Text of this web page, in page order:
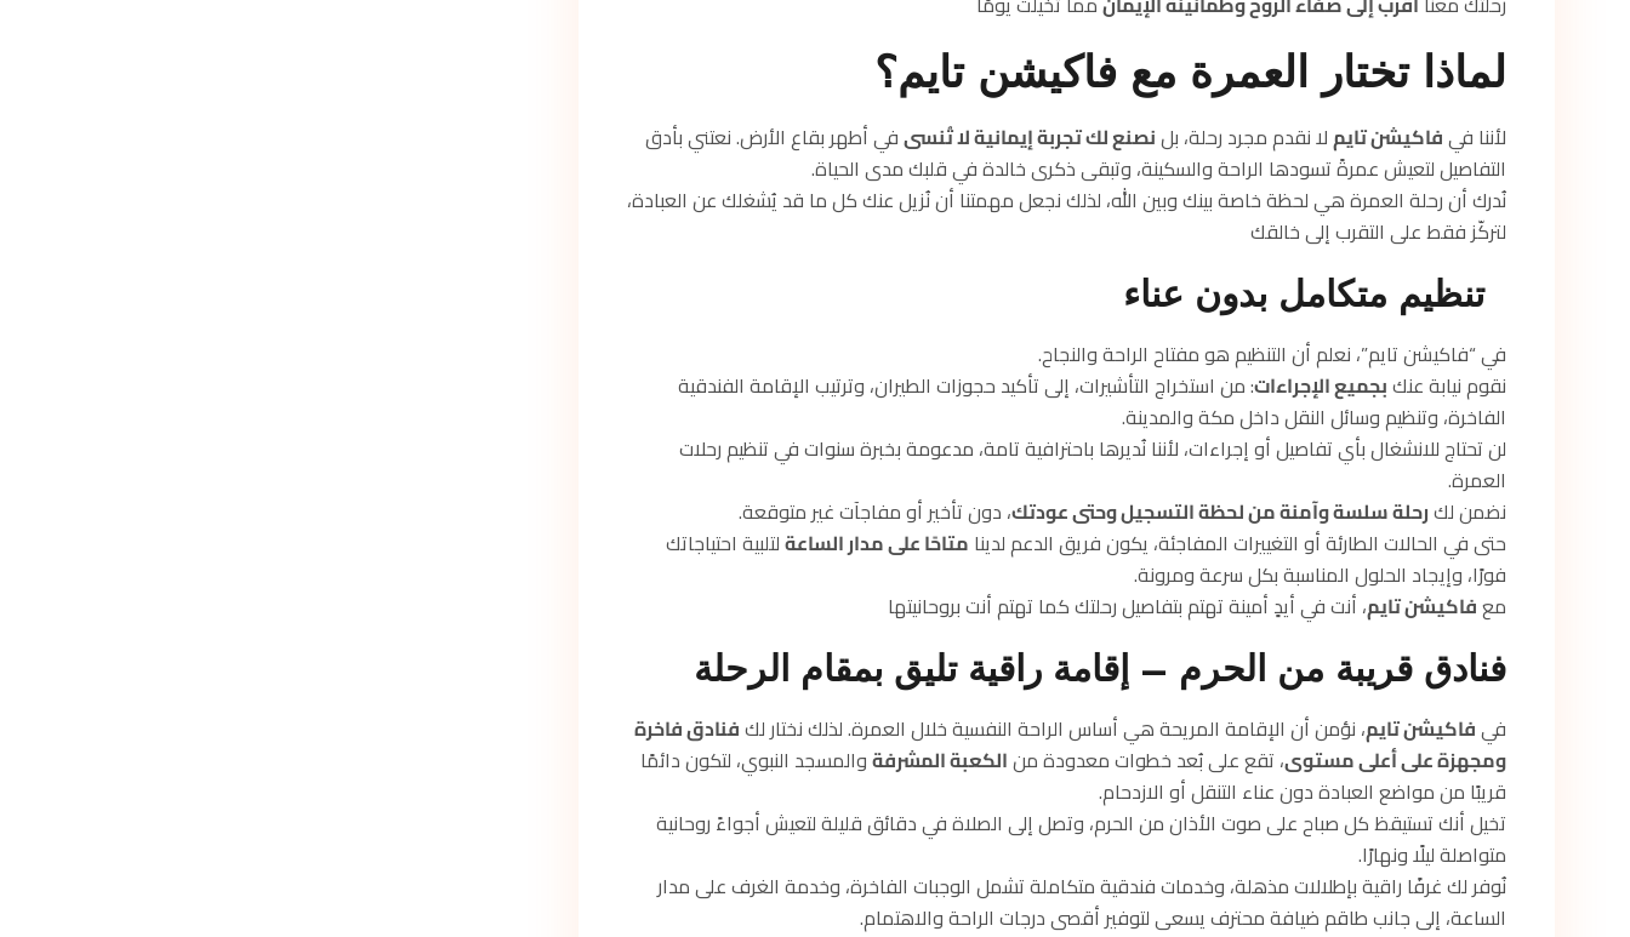
لماذا تختار العمرة مع فاكيشن تايم؟
لأننا فيفاكيشن تايملا نقدم مجرد رحلة، بلنصنع لك تجربة إيمانية لا تُنسىفي أطهر بقاع الأرض. نعتني بأدق
التفاصيل لتعيش عمرةً تسودها الراحة والسكينة، وتبقى ذكرى خالدة في قلبك مدى الحياة.
نُدرك أن رحلة العمرة هي لحظة خاصة بينك وبين الله، لذلك نجعل مهمتنا أن نُزيل عنك كل ما قد يُشغلك عن العبادة،
لتركّز فقط على التقرب إلى خالقك
تنظيم متكامل بدون عناء
في “فاكيشن تايم”، نعلم أن التنظيم هو مفتاح الراحة والنجاح.
نقوم نيابة عنكبجميع الإجراءات: من استخراج التأشيرات، إلى تأكيد حجوزات الطيران، وترتيب الإقامة الفندقية
الفاخرة، وتنظيم وسائل النقل داخل مكة والمدينة.
لن تحتاج للانشغال بأي تفاصيل أو إجراءات، لأننا نُديرها باحترافية تامة، مدعومة بخبرة سنوات في تنظيم رحلات
العمرة.
نضمن لكرحلة سلسة وآمنة من لحظة التسجيل وحتى عودتك، دون تأخير أو مفاجآت غير متوقعة.
حتى في الحالات الطارئة أو التغييرات المفاجئة، يكون فريق الدعم لدينا متاحًا على مدار الساعةلتلبية احتياجاتك
فورًا، وإيجاد الحلول المناسبة بكل سرعة ومرونة.
معفاكيشن تايم، أنت في أيدٍ أمينة تهتم بتفاصيل رحلتك كما تهتم أنت بروحانيتها
فنادق قريبة من الحرم – إقامة راقية تليق بمقام الرحلة
فيفاكيشن تايم، نؤمن أن الإقامة المريحة هي أساس الراحة النفسية خلال العمرة. لذلك نختار لكفنادق فاخرة
ومجهزة على أعلى مستوى، تقع على بُعد خطوات معدودة منالكعبة المشرفةوالمسجد النبوي، لتكون دائمًا
قريبًا من مواضع العبادة دون عناء التنقل أو الازدحام.
تخيل أنك تستيقظ كل صباح على صوت الأذان من الحرم، وتصل إلى الصلاة في دقائق قليلة لتعيش أجواءً روحانية
متواصلة ليلًا ونهارًا.
نُوفر لك غرفًا راقية بإطلالات مذهلة، وخدمات فندقية متكاملة تشمل الوجبات الفاخرة، وخدمة الغرف على مدار
الساعة، إلى جانب طاقم ضيافة محترف يسعى لتوفير أقصى درجات الراحة والاهتمام.